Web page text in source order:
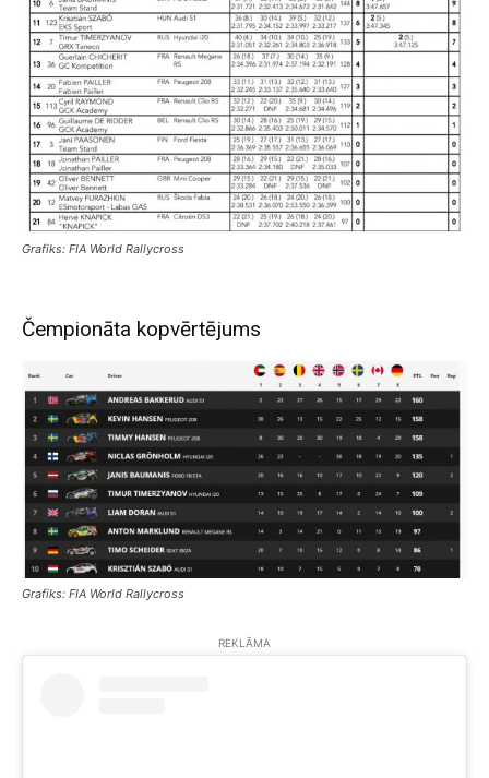
Grafiks: FIA World Rallycross
Čempionāta kopvērtējums
Grafiks: FIA World Rallycross
REKLĀMA